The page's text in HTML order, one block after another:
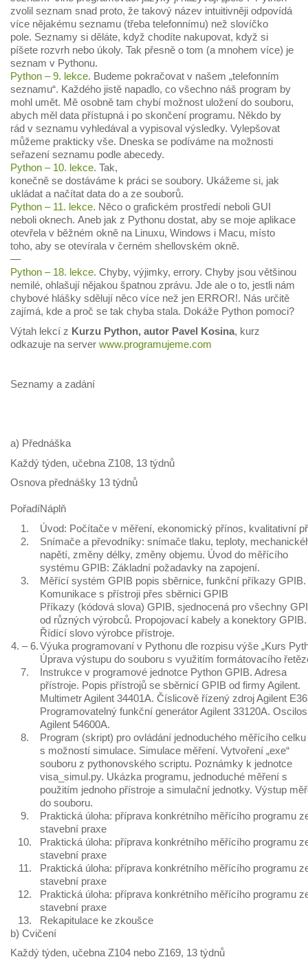
zvolil seznam snad proto, že takový název intuitivněji odpovídá
více nějakému seznamu (třeba telefonnímu) než slovíčko
pole. Seznamy si děláte, když chodíte nakupovat, když si
píšete rozvrh nebo úkoly. Tak přesně o tom (a mnohem více) je
seznam v Pythonu.
Python – 9. lekce. Budeme pokračovat v našem „telefonním
seznamu“. Každého jistě napadlo, co všechno náš program by
mohl umět. Mě osobně tam chybí možnost uložení do souboru,
abych měl data přístupná i po skončení programu. Někdo by
rád v seznamu vyhledával a vypisoval výsledky. Vylepšovat
můžeme prakticky vše. Dneska se podíváme na možnosti
seřazení seznamu podle abecedy.
Python – 10. lekce. Tak,
konečně se dostáváme k práci se soubory. Ukážeme si, jak
ukládat a načítat data do a ze souborů.
Python – 11. lekce. Něco o grafickém prostředí neboli GUI
neboli oknech. Aneb jak z Pythonu dostat, aby se moje aplikace
otevřela v běžném okně na Linuxu, Windows i Macu, místo
toho, aby se otevírala v černém shellovském okně.
—
Python – 18. lekce. Chyby, výjimky, errory. Chyby jsou většinou
nemilé, ohlašují nějakou špatnou zprávu. Jde ale o to, jestli nám
chybové hlášky sdělují něco více než jen ERROR!. Nás určitě
zajímá, kde a proč se tak chyba stala. Dokáže Python pomoci?
Výtah lekcí z Kurzu Python, autor Pavel Kosina, kurz
odkazuje na server www.programujeme.com
Seznamy a zadání
a) Přednáška
Každý týden, učebna Z108, 13 týdnů
Osnova přednášky 13 týdnů
PořadíNáplň
1.
Úvod: Počítače v měření, ekonomický přínos, kvalitativní
2.
Snímače a převodníky: snímače tlaku, teploty,
napětí, změny délky, změny objemu. Úvod do měřícího
systému GPIB: Základní požadavky na zapojení.
3.
Měřící systém GPIB popis sběrnice, funkční příkazy GPIB.
Komunikace s přístroji přes sběrnici GPIB
Příkazy (kódová slova) GPIB, sjednocená pro všechny
od různých výrobců. Propojovací kabely a konektory GPIB.
Řídící slovo výrobce přístroje.
4. – 6.Výuka programovaní v Pythonu dle rozpisu výše „Kurs
Úprava výstupu do souboru s využitím formátovacího
7.
Instrukce v programové jednotce Python GPIB. Adresa
přístroje. Popis přístrojů se sběrnicí GPIB od firmy Agilent.
Multimetr Agilent 34401A. Číslicově řízený zdroj Agilent
Programovatelný funkční generátor Agilent 33120A.
Agilent 54600A.
8.
Program (skript) pro ovládání jednoduchého měřícího celku
s možností simulace. Simulace měření. Vytvoření „exe“
souboru z pythonovského scriptu. Poznámky k jednotce
visa_simul.py. Ukázka programu, jednoduché měření s
použitím jednoho přístroje a simulační jednotky. Výstup
do souboru.
9.
Praktická úloha: příprava konkrétního měřícího programu
stavební praxe
10.
Praktická úloha: příprava konkrétního měřícího programu
stavební praxe
11.
Praktická úloha: příprava konkrétního měřícího programu
stavební praxe
12.
Praktická úloha: příprava konkrétního měřícího programu
stavební praxe
13.
Rekapitulace ke zkoušce
b) Cvičení
Každý týden, učebna Z104 nebo Z169, 13 týdnů